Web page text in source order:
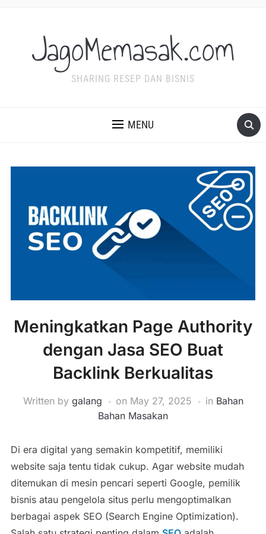
JagoMemasak.com
SHARING RESEP DAN BISNIS
MENU
Meningkatkan Page Authority
dengan Jasa SEO Buat
Backlink Berkualitas
Written by galang on May 27, 2025 in Bahan
Bahan Masakan
Di era digital yang semakin kompetitif, memiliki
website saja tentu tidak cukup. Agar website mudah
ditemukan di mesin pencari seperti Google, pemilik
bisnis atau pengelola situs perlu mengoptimalkan
berbagai aspek SEO (Search Engine Optimization).